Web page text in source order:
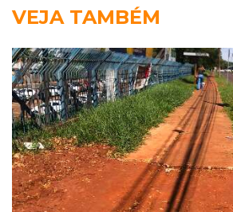
VEJA TAMBÉM